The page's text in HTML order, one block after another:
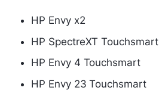
HP Envy x2
HP SpectreXT Touchsmart
HP Envy 4 Touchsmart
HP Envy 23 Touchsmart